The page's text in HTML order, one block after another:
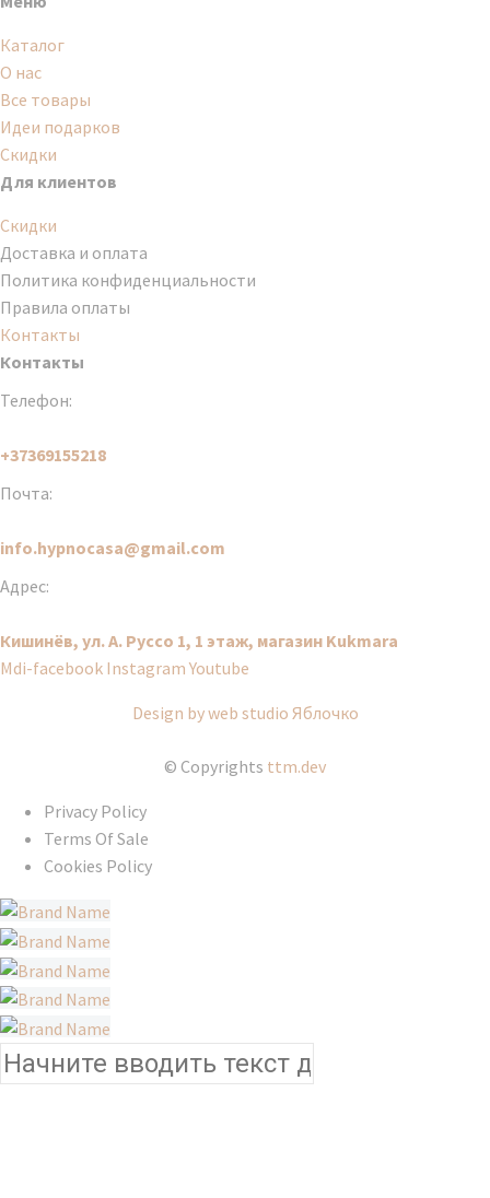
Каталог
О нас
Все товары
Идеи подарков
Скидки
Для клиентов
Скидки
Доставка и оплата
Политика конфиденциальности
Правила оплаты
Контакты
Контакты
Телефон:
+37369155218
Почта:
info.hypnocasa@gmail.com
Адрес:
Кишинёв, ул. А. Руссо 1, 1 этаж, магазин Kukmara
Mdi-facebook Instagram Youtube
Design by web studio Яблочко
© Copyrights ttm.dev
Privacy Policy
Terms Of Sale
Cookies Policy